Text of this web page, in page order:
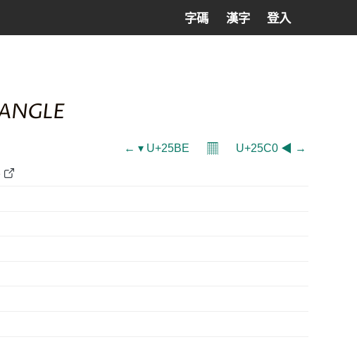
字碼 漢字 登入
← ▾ U+25BE 𝄜 U+25C0 ◀ →